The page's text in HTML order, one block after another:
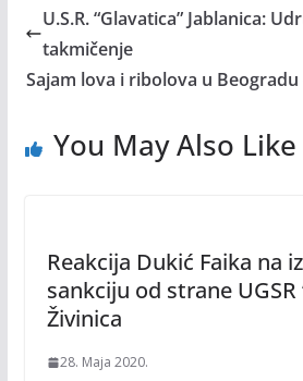
U.S.R. “Glavatica” Jablanica:
takmičenje
Sajam lova i ribolova u Beogradu
You May Also Like
Reakcija Dukić Faika na
sankciju od strane UGSR
Živinica
28. Maja 2020.